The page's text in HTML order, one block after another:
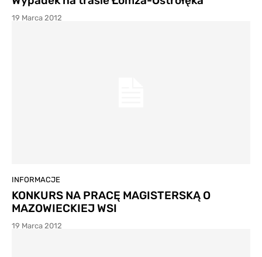
19 Marca 2012
INFORMACJE
KONKURS NA PRACĘ MAGISTERSKĄ O
MAZOWIECKIEJ WSI
19 Marca 2012